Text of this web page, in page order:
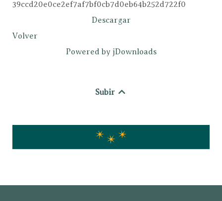
39ccd20e0ce2ef7af7bf0cb7d0eb64b252d722f0
Descargar
Volver
Powered by jDownloads
Subir